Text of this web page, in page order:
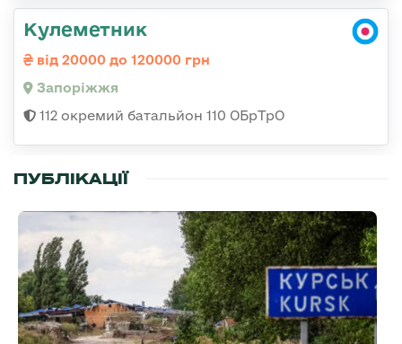
Кулеметник
від 20000 до 120000 грн
Запоріжжя
112 окремий батальйон 110 ОБрТрО
ПУБЛІКАЦІЇ